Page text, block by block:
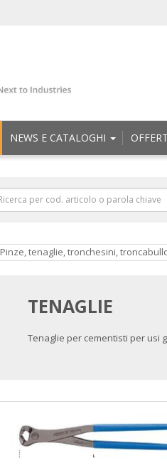
NEWS E CATALOGHI
Pinze, tenaglie, tronchesini,
TENAGLIE
Tenaglie per cementisti per usi